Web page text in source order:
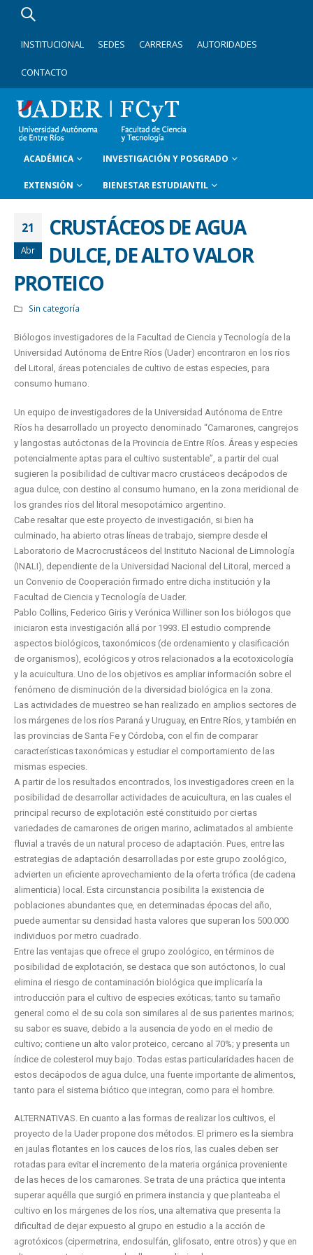
INSTITUCIONAL SEDES CARRERAS AUTORIDADES
CONTACTO
ACADÉMICA INVESTIGACIÓN Y POSGRADO
EXTENSIÓN BIENESTAR ESTUDIANTIL
21
Abr
CRUSTÁCEOS DE AGUA
DULCE, DE ALTO VALOR
PROTEICO
Sin categoría
Biólogos investigadores de la Facultad de Ciencia y Tecnología de la
Universidad Autónoma de Entre Ríos (Uader) encontraron en los ríos
del Litoral, áreas potenciales de cultivo de estas especies, para
consumo humano.
Un equipo de investigadores de la Universidad Autónoma de Entre
Ríos ha desarrollado un proyecto denominado “Camarones, cangrejos
y langostas autóctonas de la Provincia de Entre Ríos. Áreas y especies
potencialmente aptas para el cultivo sustentable”, a partir del cual
sugieren la posibilidad de cultivar macro crustáceos decápodos de
agua dulce, con destino al consumo humano, en la zona meridional de
los grandes ríos del litoral mesopotámico argentino.
Cabe resaltar que este proyecto de investigación, si bien ha
culminado, ha abierto otras líneas de trabajo, siempre desde el
Laboratorio de Macrocrustáceos del Instituto Nacional de Limnología
(INALI), dependiente de la Universidad Nacional del Litoral, merced a
un Convenio de Cooperación firmado entre dicha institución y la
Facultad de Ciencia y Tecnología de Uader.
Pablo Collins, Federico Giris y Verónica Williner son los biólogos que
iniciaron esta investigación allá por 1993. El estudio comprende
aspectos biológicos, taxonómicos (de ordenamiento y clasificación
de organismos), ecológicos y otros relacionados a la ecotoxicología
y la acuicultura. Uno de los objetivos es ampliar información sobre el
fenómeno de disminución de la diversidad biológica en la zona.
Las actividades de muestreo se han realizado en amplios sectores de
los márgenes de los ríos Paraná y Uruguay, en Entre Ríos, y también en
las provincias de Santa Fe y Córdoba, con el fin de comparar
características taxonómicas y estudiar el comportamiento de las
mismas especies.
A partir de los resultados encontrados, los investigadores creen en la
posibilidad de desarrollar actividades de acuicultura, en las cuales el
principal recurso de explotación esté constituido por ciertas
variedades de camarones de origen marino, aclimatados al ambiente
fluvial a través de un natural proceso de adaptación. Pues, entre las
estrategias de adaptación desarrolladas por este grupo zoológico,
advierten un eficiente aprovechamiento de la oferta trófica (de cadena
alimenticia) local. Esta circunstancia posibilita la existencia de
poblaciones abundantes que, en determinadas épocas del año,
puede aumentar su densidad hasta valores que superan los 500.000
individuos por metro cuadrado.
Entre las ventajas que ofrece el grupo zoológico, en términos de
posibilidad de explotación, se destaca que son autóctonos, lo cual
elimina el riesgo de contaminación biológica que implicaría la
introducción para el cultivo de especies exóticas; tanto su tamaño
general como el de su cola son similares al de sus parientes marinos;
su sabor es suave, debido a la ausencia de yodo en el medio de
cultivo; contiene un alto valor proteico, cercano al 70%; y presenta un
índice de colesterol muy bajo. Todas estas particularidades hacen de
estos decápodos de agua dulce, una fuente importante de alimentos,
tanto para el sistema biótico que integran, como para el hombre.
ALTERNATIVAS. En cuanto a las formas de realizar los cultivos, el
proyecto de la Uader propone dos métodos. El primero es la siembra
en jaulas flotantes en los cauces de los ríos, las cuales deben ser
rotadas para evitar el incremento de la materia orgánica proveniente
de las heces de los camarones. Se trata de una práctica que intenta
superar aquélla que surgió en primera instancia y que planteaba el
cultivo en los márgenes de los ríos, una alternativa que presenta la
dificultad de dejar expuesto al grupo en estudio a la acción de
agrotóxicos (cipermetrina, endosulfán, glifosato, entre otros) y que en